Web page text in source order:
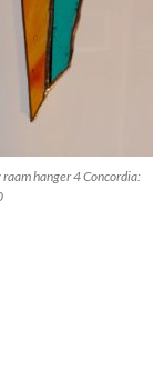
hanger 4 Concordia: